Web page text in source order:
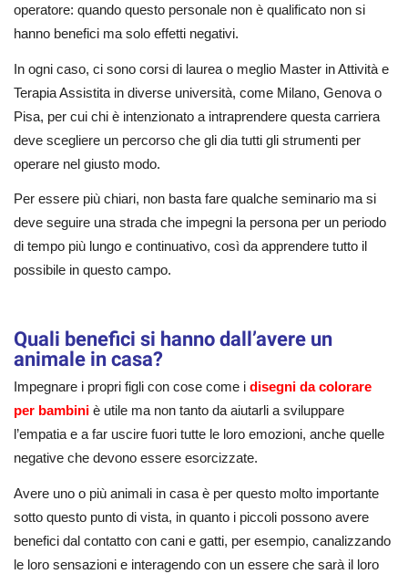
operatore: quando questo personale non è qualificato non si
hanno benefici ma solo effetti negativi.
In ogni caso, ci sono corsi di laurea o meglio Master in Attività e
Terapia Assistita in diverse università, come Milano, Genova o
Pisa, per cui chi è intenzionato a intraprendere questa carriera
deve scegliere un percorso che gli dia tutti gli strumenti per
operare nel giusto modo.
Per essere più chiari, non basta fare qualche seminario ma si
deve seguire una strada che impegni la persona per un periodo
di tempo più lungo e continuativo, così da apprendere tutto il
possibile in questo campo.
Quali benefici si hanno dall’avere un
animale in casa?
Impegnare i propri figli con cose come i disegni da colorare
per bambini è utile ma non tanto da aiutarli a sviluppare
l’empatia e a far uscire fuori tutte le loro emozioni, anche quelle
negative che devono essere esorcizzate.
Avere uno o più animali in casa è per questo molto importante
sotto questo punto di vista, in quanto i piccoli possono avere
benefici dal contatto con cani e gatti, per esempio, canalizzando
le loro sensazioni e interagendo con un essere che sarà il loro